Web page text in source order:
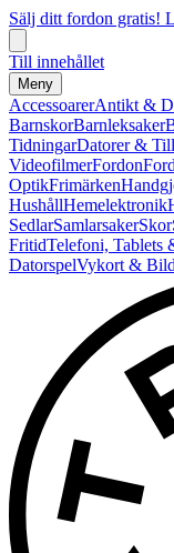
Sälj ditt fordon gratis!
Till innehållet
Meny
AccessoarerAntikt &
BarnskorBarnleksaker
TidningarDatorer &
VideofilmerFordon
OptikFrimärken
HushållHemelektronik
SedlarSamlarsakerSkor
FritidTelefoni, Tablets
DatorspelVykort &